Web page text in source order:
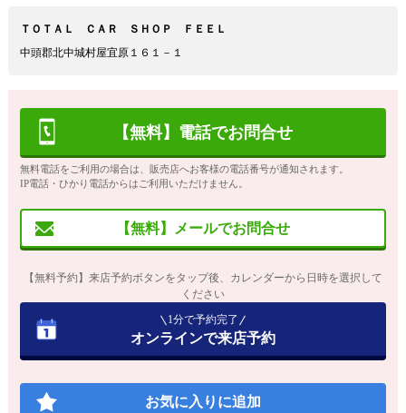
ＴＯＴＡＬ ＣＡＲ ＳＨＯＰ ＦＥＥＬ
中頭郡北中城村屋宜原１６１－１
【無料】電話でお問合せ
無料電話をご利用の場合は、販売店へお客様の電話番号が通知されます。
IP電話・ひかり電話からはご利用いただけません。
【無料】メールでお問合せ
【無料予約】来店予約ボタンをタップ後、カレンダーから日時を選択して
ください
1分で予約完了
オンラインで来店予約
お気に入りに追加